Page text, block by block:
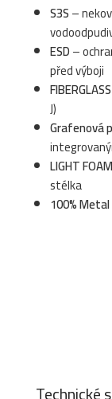
S3S–
ESD–
před výboji
J)
Grafenová
LIGHT
stélka
100%